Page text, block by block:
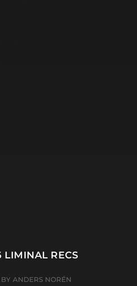
LIMINAL RECS
ANDERS NORÉN